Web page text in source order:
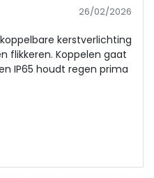
26/02/2026
kerstverlichting
flikkeren. Koppelen gaat
IP65 houdt regen prima